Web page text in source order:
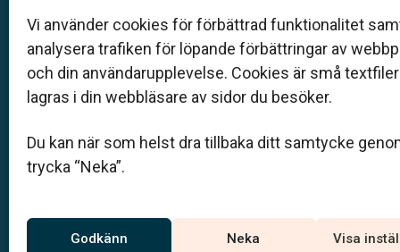
Vi använder cookies för förbättrad funktionalitet
analysera trafiken för löpande förbättringar av
och din användarupplevelse. Cookies är små
lagras i din webbläsare av sidor du besöker.
Du kan när som helst dra tillbaka ditt samtycke
trycka “Neka”.
Godkänn Neka Visa
när det gäller bemötande och när vi utformar
byske@skebeg.se
Jourtelefon